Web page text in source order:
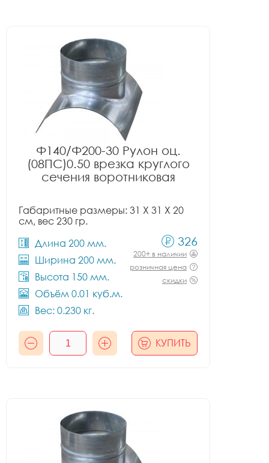
Ф140/Ф200-30 Рулон оц.
(08ПС)0.50 врезка круглого
сечения воротниковая
Габаритные размеры: 31 X 31 X 20
см, вес 230 гр.
Длина 200 мм.
Ширина 200 мм.
Высота 150 мм.
Объём 0.01 куб.м.
Вес: 0.230 кг.
326
200+ в наличии
розничная цена
скидки
КУПИТЬ